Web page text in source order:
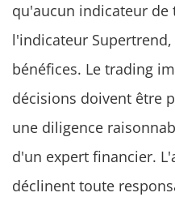
qu'aucun indicateur de
l'indicateur
bénéfices. Le trading
décisions doivent être
une diligence
d'un expert financier.
déclinent toute